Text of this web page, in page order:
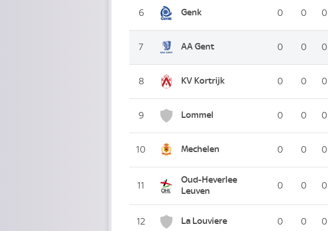
6 Genk 0 0 0
7 AA Gent 0 0 0
8 KV Kortrijk 0 0 0
9 Lommel 0 0 0
10 Mechelen 0 0 0
11
Oud-Heverlee
Leuven
0 0 0
12 La Louviere 0 0 0